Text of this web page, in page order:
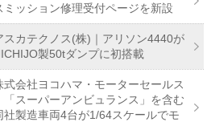
ミッション修理受付ページを新設
スカテクノス(株)｜アリソン4440が
製50tダンプに初搭載
式会社ヨコハマ・モーターセールス
「スーパーアンビュランス」を含む
社製造車両4台が1/64スケールでモ